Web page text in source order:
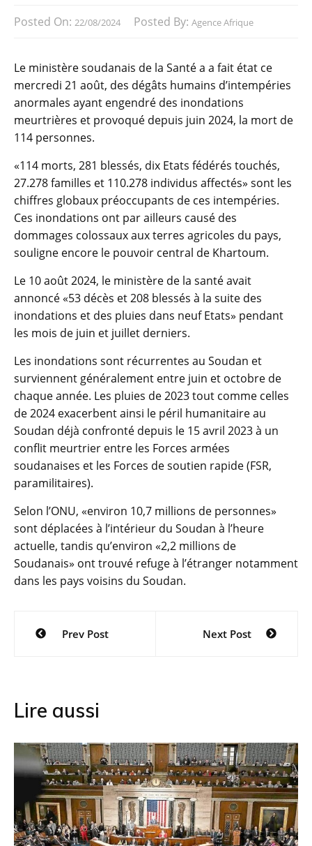
Posted On: 22/08/2024 Posted By: Agence Afrique
Le ministère soudanais de la Santé a a fait état ce
mercredi 21 août, des dégâts humains d’intempéries
anormales ayant engendré des inondations
meurtrières et provoqué depuis juin 2024, la mort de
114 personnes.
«114 morts, 281 blessés, dix Etats fédérés touchés,
27.278 familles et 110.278 individus affectés» sont les
chiffres globaux préoccupants de ces intempéries.
Ces inondations ont par ailleurs causé des
dommages colossaux aux terres agricoles du pays,
souligne encore le pouvoir central de Khartoum.
Le 10 août 2024, le ministère de la santé avait
annoncé «53 décès et 208 blessés à la suite des
inondations et des pluies dans neuf Etats» pendant
les mois de juin et juillet derniers.
Les inondations sont récurrentes au Soudan et
surviennent généralement entre juin et octobre de
chaque année. Les pluies de 2023 tout comme celles
de 2024 exacerbent ainsi le péril humanitaire au
Soudan déjà confronté depuis le 15 avril 2023 à un
conflit meurtrier entre les Forces armées
soudanaises et les Forces de soutien rapide (FSR,
paramilitaires).
Selon l’ONU, «environ 10,7 millions de personnes»
sont déplacées à l’intérieur du Soudan à l’heure
actuelle, tandis qu’environ «2,2 millions de
Soudanais» ont trouvé refuge à l’étranger notamment
dans les pays voisins du Soudan.
Navigation
Prev Post Next Post
Lire aussi